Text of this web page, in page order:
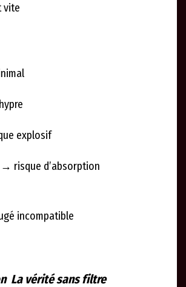
vite
explosif
→ risque d’absorption
incompatible
La vérité sans filtre